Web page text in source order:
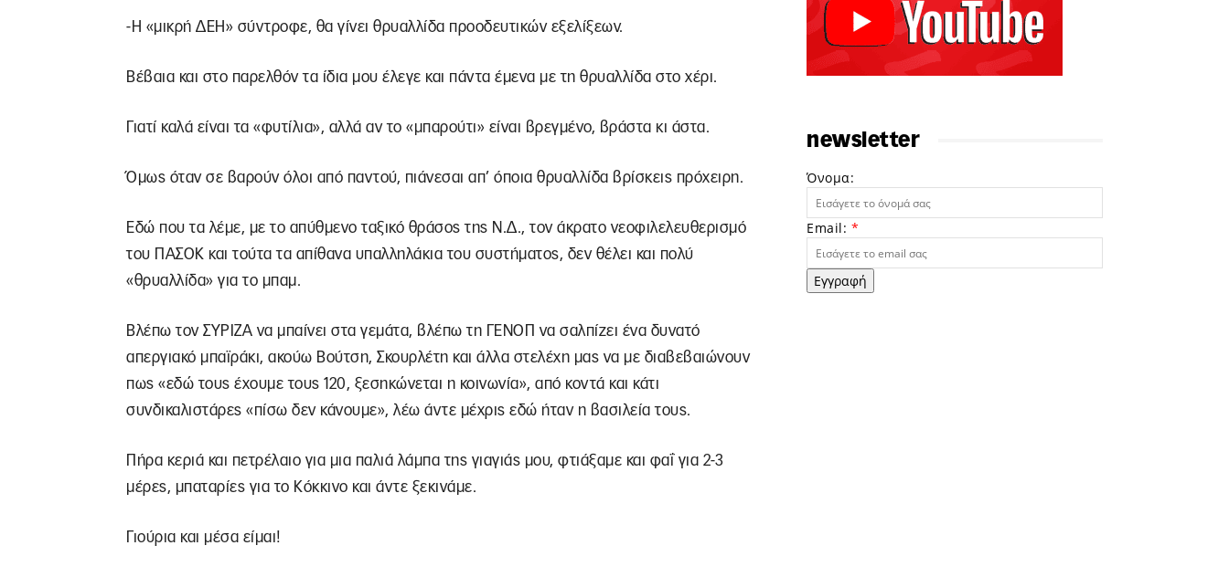
-Η «μικρή ΔΕΗ» σύντροφε, θα γίνει θρυαλλίδα προοδευτικών εξελίξεων.
Βέβαια και στο παρελθόν τα ίδια μου έλεγε και πάντα έμενα με τη θρυαλλίδα στο χέρι.
Γιατί καλά είναι τα «φυτίλια», αλλά αν το «μπαρούτι» είναι βρεγμένο, βράστα κι άστα.
Όμως όταν σε βαρούν όλοι από παντού, πιάνεσαι απ’ όποια θρυαλλίδα βρίσκεις πρόχειρη.
Εδώ που τα λέμε, με το απύθμενο ταξικό θράσος της Ν.Δ., τον άκρατο νεοφιλελευθερισμό
του ΠΑΣΟΚ και τούτα τα απίθανα υπαλληλάκια του συστήματος, δεν θέλει και πολύ
«θρυαλλίδα» για το μπαμ.
Βλέπω τον ΣΥΡΙΖΑ να μπαίνει στα γεμάτα, βλέπω τη ΓΕΝΟΠ να σαλπίζει ένα δυνατό
απεργιακό μπαϊράκι, ακούω Βούτση, Σκουρλέτη και άλλα στελέχη μας να με διαβεβαιώνουν
πως «εδώ τους έχουμε τους 120, ξεσηκώνεται η κοινωνία», από κοντά και κάτι
συνδικαλιστάρες «πίσω δεν κάνουμε», λέω άντε μέχρις εδώ ήταν η βασιλεία τους.
Πήρα κεριά και πετρέλαιο για μια παλιά λάμπα της γιαγιάς μου, φτιάξαμε και φαΐ για 2-3
μέρες, μπαταρίες για το Κόκκινο και άντε ξεκινάμε.
Γιούρια και μέσα είμαι!
newsletter
Όνομα:
Email: *
Εγγραφή